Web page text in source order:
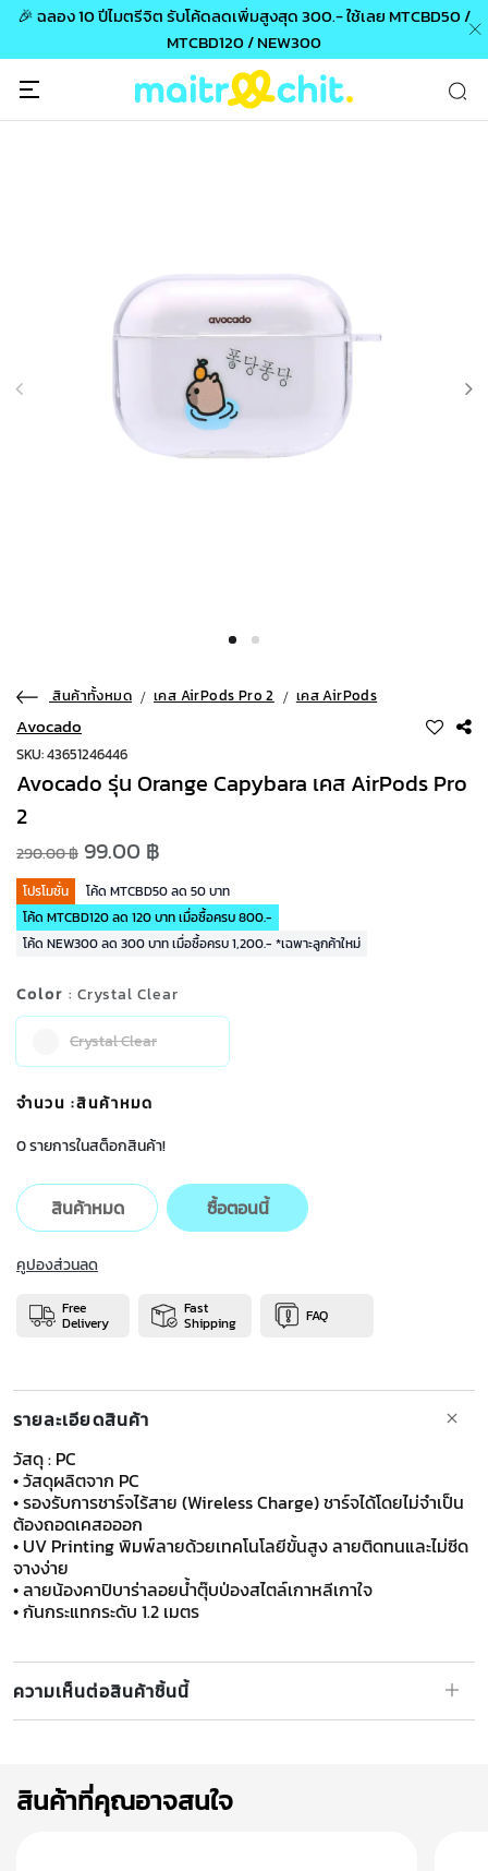
/ ช้อปวันนี้ ปลอดภัย ง่าย และจัดส่งฟรี
สินค้าทั้งหมด เคส AirPods Pro 2 เคส AirPods
Avocado
SKU: 43651246446
Avocado รุ่น Orange Capybara เคส AirPods Pro
2
290.00 ฿ 99.00 ฿
โปรโมชั่น
โค้ด MTCBD50 ลด 50 บาท
โค้ด MTCBD120 ลด 120 บาท เมื่อซื้อครบ 800.-
โค้ด NEW300 ลด 300 บาท เมื่อซื้อครบ 1,200.- *เฉพาะลูกค้าใหม่
Color : Crystal Clear
Crystal Clear
จำนวน :สินค้าหมด
0 รายการในสต็อกสินค้า!
สินค้าหมด ซื้อตอนนี้
คูปองส่วนลด
Free
Delivery
Fast
Shipping FAQ
รายละเอียดสินค้า
วัสดุ : PC
• วัสดุผลิตจาก PC
• รองรับการชาร์จไร้สาย (Wireless Charge) ชาร์จได้โดยไม่จำเป็น
ต้องถอดเคสอออก
• UV Printing พิมพ์ลายด้วยเทคโนโลยีขั้นสูง ลายติดทนและไม่ซีด
จางง่าย
• ลายน้องคาปิบาร่าลอยน้ำตุ๊บป่องสไตล์เกาหลีเกาใจ
• กันกระแทกระดับ 1.2 เมตร
ความเห็นต่อสินค้าชิ้นนี้
สินค้าที่คุณอาจสนใจ